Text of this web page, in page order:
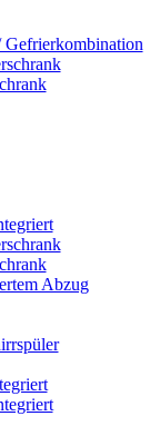
Abzug